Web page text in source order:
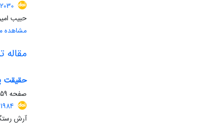
حبیب
مشاهده
مقاله
حقیقت
صفحه 269
آرش